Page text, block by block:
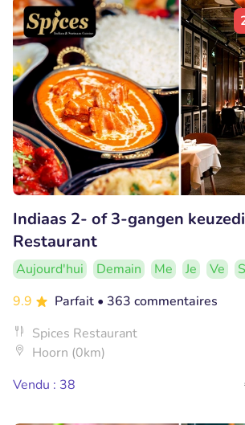
Indiaas 2- of 3-gangen
Restaurant
Aujourd'hui Demain Me Je Ve
9.9
Parfait • 363 commentaires
Spices Restaurant
Hoorn (0km)
Vendu : 38